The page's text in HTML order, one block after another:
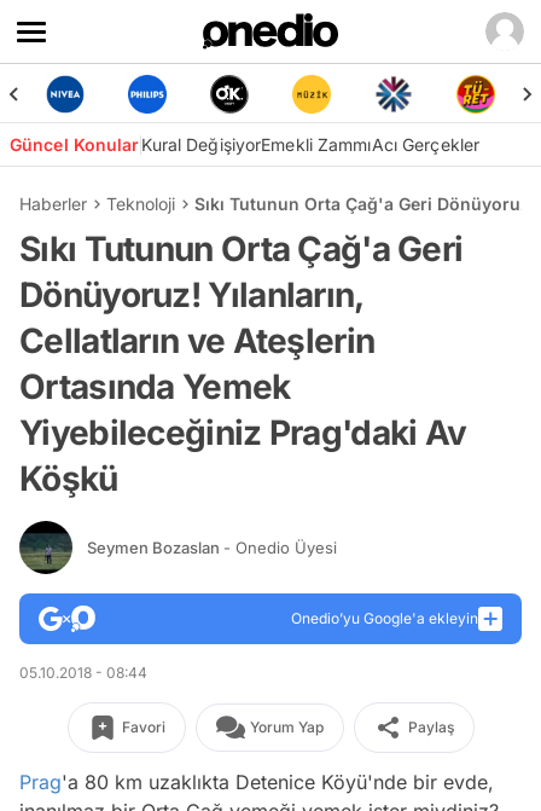
Güncel KonularKural DeğişiyorEmekli ZammıAcı Gerçekler
Haberler Teknoloji Sıkı Tutunun Orta Çağ'a Geri
Sıkı Tutunun Orta Çağ'a Geri
Dönüyoruz! Yılanların,
Cellatların ve Ateşlerin
Ortasında Yemek
Yiyebileceğiniz Prag'daki Av
Köşkü
Seymen Bozaslan - Onedio Üyesi
Onedio’yu Google'a ekleyin
05.10.2018 - 08:44
Favori Yorum Yap Paylaş
Prag'a 80 km uzaklıkta Detenice Köyü'nde bir evde,